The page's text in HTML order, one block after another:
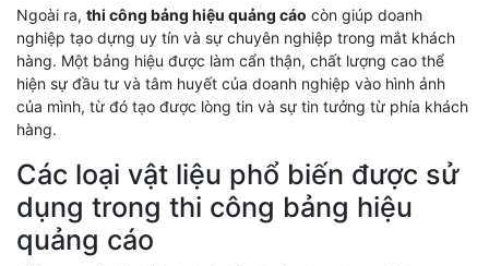
Ngoài ra, thi công bảng hiệu quảng cáo còn giúp doanh
nghiệp tạo dựng uy tín và sự chuyên nghiệp trong mắt khách
hàng. Một bảng hiệu được làm cẩn thận, chất lượng cao thể
hiện sự đầu tư và tâm huyết của doanh nghiệp vào hình ảnh
của mình, từ đó tạo được lòng tin và sự tin tưởng từ phía khách
hàng.
Các loại vật liệu phổ biến được sử
dụng trong thi công bảng hiệu
quảng cáo